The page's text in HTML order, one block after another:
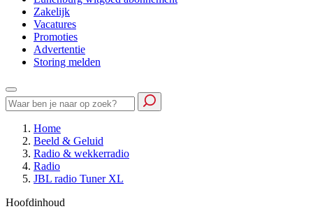
Zakelijk
Vacatures
Promoties
Advertentie
Storing melden
Home
Beeld & Geluid
Radio & wekkerradio
Radio
JBL radio Tuner XL
Hoofdinhoud